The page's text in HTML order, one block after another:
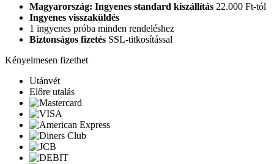
Magyarország: Ingyenes standard kiszállítás 22.000 Ft-tól
Ingyenes visszaküldés
1 ingyenes próba minden rendeléshez
Biztonságos fizetés SSL-titkosítással
Kényelmesen fizethet
Utánvét
Előre utalás